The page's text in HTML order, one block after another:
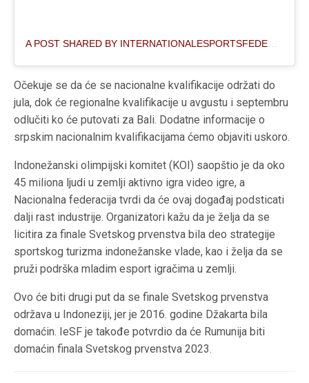
Očekuje se da će se nacionalne kvalifikacije održati do
jula, dok će regionalne kvalifikacije u avgustu i septembru
odlučiti ko će putovati za Bali. Dodatne informacije o
srpskim nacionalnim kvalifikacijama ćemo objaviti uskoro.
Indonežanski olimpijski komitet (KOI) saopštio je da oko
45 miliona ljudi u zemlji aktivno igra video igre, a
Nacionalna federacija tvrdi da će ovaj događaj podsticati
dalji rast industrije. Organizatori kažu da je želja da se
licitira za finale Svetskog prvenstva bila deo strategije
sportskog turizma indonežanske vlade, kao i želja da se
pruži podrška mladim esport igračima u zemlji.
Ovo će biti drugi put da se finale Svetskog prvenstva
održava u Indoneziji, jer je 2016. godine Džakarta bila
domaćin. IeSF je takođe potvrdio da će Rumunija biti
domaćin finala Svetskog prvenstva 2023.